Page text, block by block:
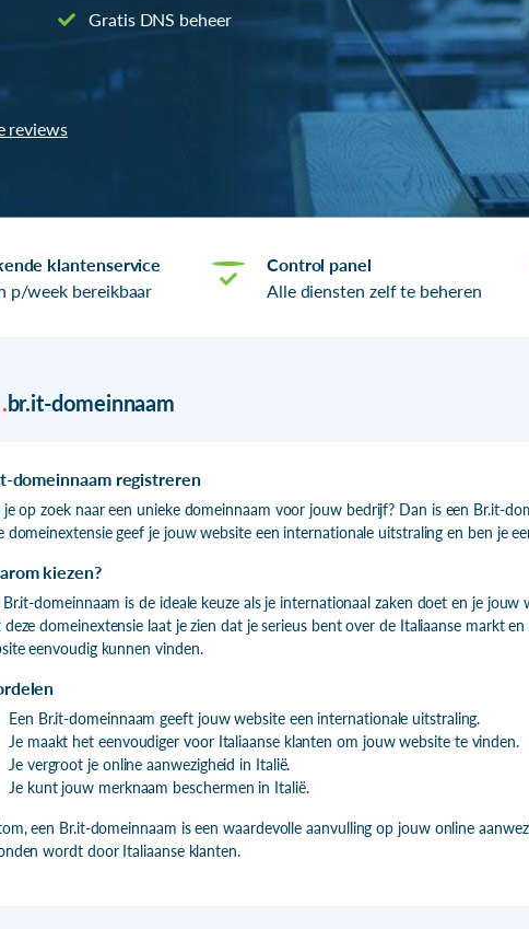
Gratis DNS beheer
reviews
klantenservice
p/week bereikbaar
Control panel
Alle diensten zelf te beheren
.br.it-domeinnaam
domeinnaam registreren
je op zoek naar een unieke domeinnaam voor jouw bedrijf? Dan is een Br.it-
domeinextensie geef je jouw website een internationale uitstraling en ben je
kiezen?
Br.it-domeinnaam is de ideale keuze als je internationaal zaken doet en je
deze domeinextensie laat je zien dat je serieus bent over de Italiaanse markt
eenvoudig kunnen vinden.
Een Br.it-domeinnaam geeft jouw website een internationale uitstraling.
Je maakt het eenvoudiger voor Italiaanse klanten om jouw website te vinden.
Je vergroot je online aanwezigheid in Italië.
Je kunt jouw merknaam beschermen in Italië.
een Br.it-domeinnaam is een waardevolle aanvulling op jouw online
wordt door Italiaanse klanten.